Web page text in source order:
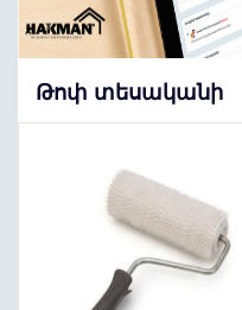
Թոփ տեսականի